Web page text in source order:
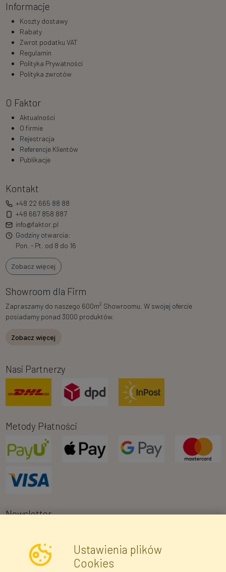
Informacje
Koszty dostawy
Rabaty
Zwrot podatku VAT
Regulamin
Polityka Prywatności
Polityka zwrotów
O Faktor
Aktualności
O firmie
Rejestracja
Referencje Klientów
Publikacje
Kontakt
+48 22 665 88 88
+48 667 858 887
info@faktor.pl
Godziny otwarcia:
Pon. - Pt. od 8 do 16
Zobacz więcej
Showroom dla Firm
Zapraszamy do naszego 600m2 Showroomu. W swojej ofercie
posiadamy ponad 3000 produktów.
Zobacz więcej
Nasi Partnerzy
Metody Płatności
Newsletter
Wyrażam zgodę na przetwarzanie moich danych osobowych w celu
otrzymywania informacji marketingowych i ofert handlowych za
Ustawienia plików
Cookies